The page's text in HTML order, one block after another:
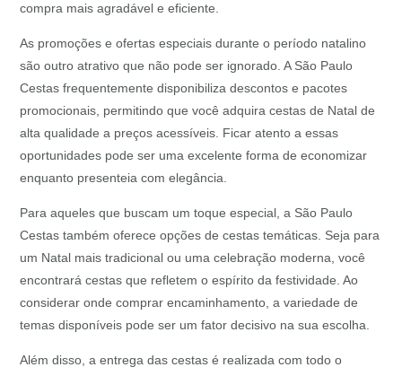
compra mais agradável e eficiente.
As promoções e ofertas especiais durante o período natalino
são outro atrativo que não pode ser ignorado. A São Paulo
Cestas frequentemente disponibiliza descontos e pacotes
promocionais, permitindo que você adquira cestas de Natal de
alta qualidade a preços acessíveis. Ficar atento a essas
oportunidades pode ser uma excelente forma de economizar
enquanto presenteia com elegância.
Para aqueles que buscam um toque especial, a São Paulo
Cestas também oferece opções de cestas temáticas. Seja para
um Natal mais tradicional ou uma celebração moderna, você
encontrará cestas que refletem o espírito da festividade. Ao
considerar onde comprar encaminhamento, a variedade de
temas disponíveis pode ser um fator decisivo na sua escolha.
Além disso, a entrega das cestas é realizada com todo o